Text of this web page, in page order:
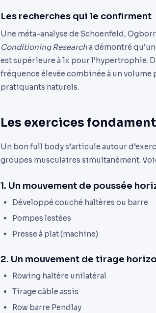
Les recherches qui le confirment
Une méta-analyse de Schoenfeld,
Conditioning Researcha démontré
est supérieure à 1x pour l’hypertrophie.
fréquence élevée combinée à un
pratiquants naturels.
Les exercices
Un bon full body s’articule autour
groupes musculaires simultanément.
1. Un mouvement de poussée
Développé couché haltères ou barre
Pompes lestées
Presse à plat (machine)
2. Un mouvement de tirage
Rowing haltère unilatéral
Tirage câble assis
Row barre Pendlay